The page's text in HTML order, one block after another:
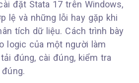
đặt Stata 17 trên Windows,
lệ và những lỗi hay gặp khi
tích dữ liệu. Cách trình bày
logic của một người làm
đúng, cài đúng, kiểm tra